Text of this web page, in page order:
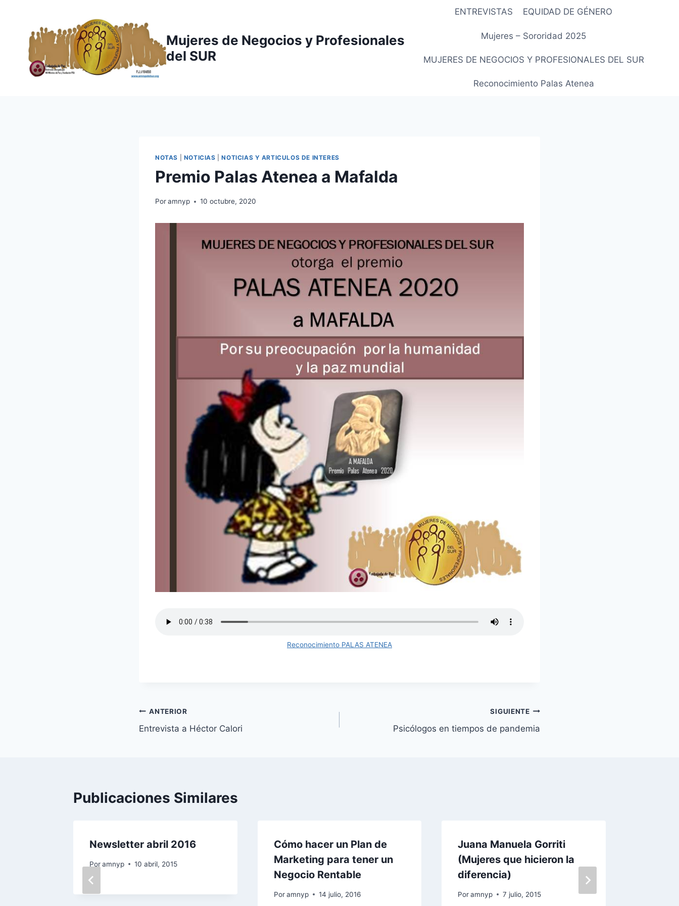
contenido
Mujeres de Negocios y Profesionales
del SUR
ENTREVISTAS EQUIDAD DE GÉNERO
Mujeres – Sororidad 2025
MUJERES DE NEGOCIOS Y PROFESIONALES DEL SUR
Reconocimiento Palas Atenea
NOTAS NOTICIAS |NOTICIAS Y ARTICULOS DE INTERES
Premio Palas Atenea a Mafalda
Poramnyp 10 octubre, 2020
Reconocimiento PALAS ATENEA
Navegación
de
ANTERIOR
Entrevista a Héctor Calori
SIGUIENTE
Psicólogos en tiempos de pandemia
Publicaciones Similares
Newsletter abril 2016
Poramnyp 10 abril, 2015
Cómo hacer un Plan de
Marketing para tener un
Negocio Rentable
Por amnyp 14 julio, 2016
Juana Manuela Gorriti
(Mujeres que hicieron la
diferencia)
Por amnyp 7 julio, 2015